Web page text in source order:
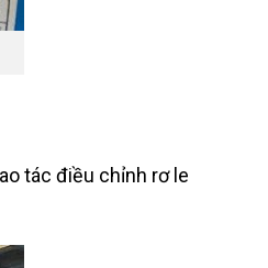
tác điều chỉnh rơ le